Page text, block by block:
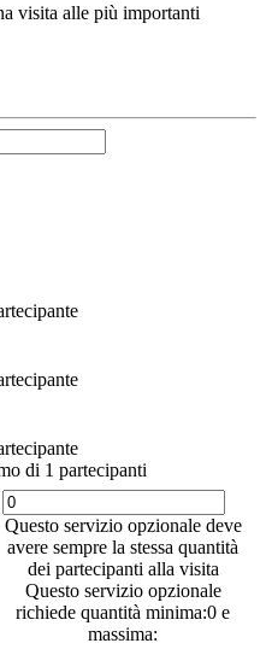
visita alle più importanti
di 1 partecipanti
Questo servizio opzionale deve
avere sempre la stessa quantità
dei partecipanti alla visita
Questo servizio opzionale
richiede quantità minima:0 e
massima: